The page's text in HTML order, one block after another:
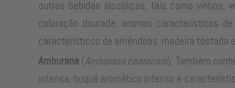
outras bebidas alcoólicas, tais como vinhos,
coloração dourada, aromas característicos
característicos de amêndoas, madeira tostada
Amburana (Amburana cearensis): Também
intensa, buquê aromático intenso e